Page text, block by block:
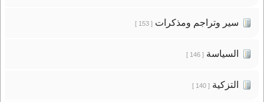
سير وتراجم ومذكرات[ 153 ]
السياسة[ 146 ]
التزكية[ 140 ]